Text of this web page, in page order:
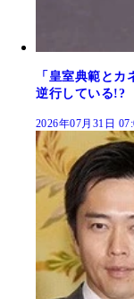
「皇室典範と
逆行している!?
2026年07月31日